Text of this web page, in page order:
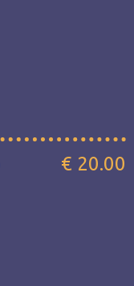
€ 20.00